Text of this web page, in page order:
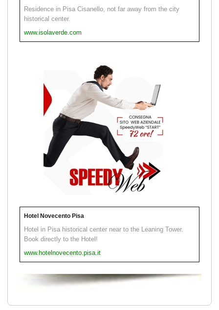
Residence in Pisa Cisanello, not far away from the city
historical center.
www.isolaverde.com
Hotel Novecento Pisa
Hotel in Pisa historical center near to the Leaning Tower.
Book directly to the Hotel!
www.hotelnovecento.pisa.it